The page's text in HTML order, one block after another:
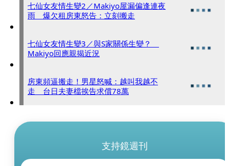
七仙女友情生變2／Makiyo屋漏偏逢連夜
雨 爆欠租房東怒告：立刻搬走
七仙女友情生變3／與S家關係生變？
Makiyo回應親揭近況
房東頻逼搬走！男星怒喊：越叫我越不
走 台日夫妻檔挨告求償78萬
支持鏡週刊